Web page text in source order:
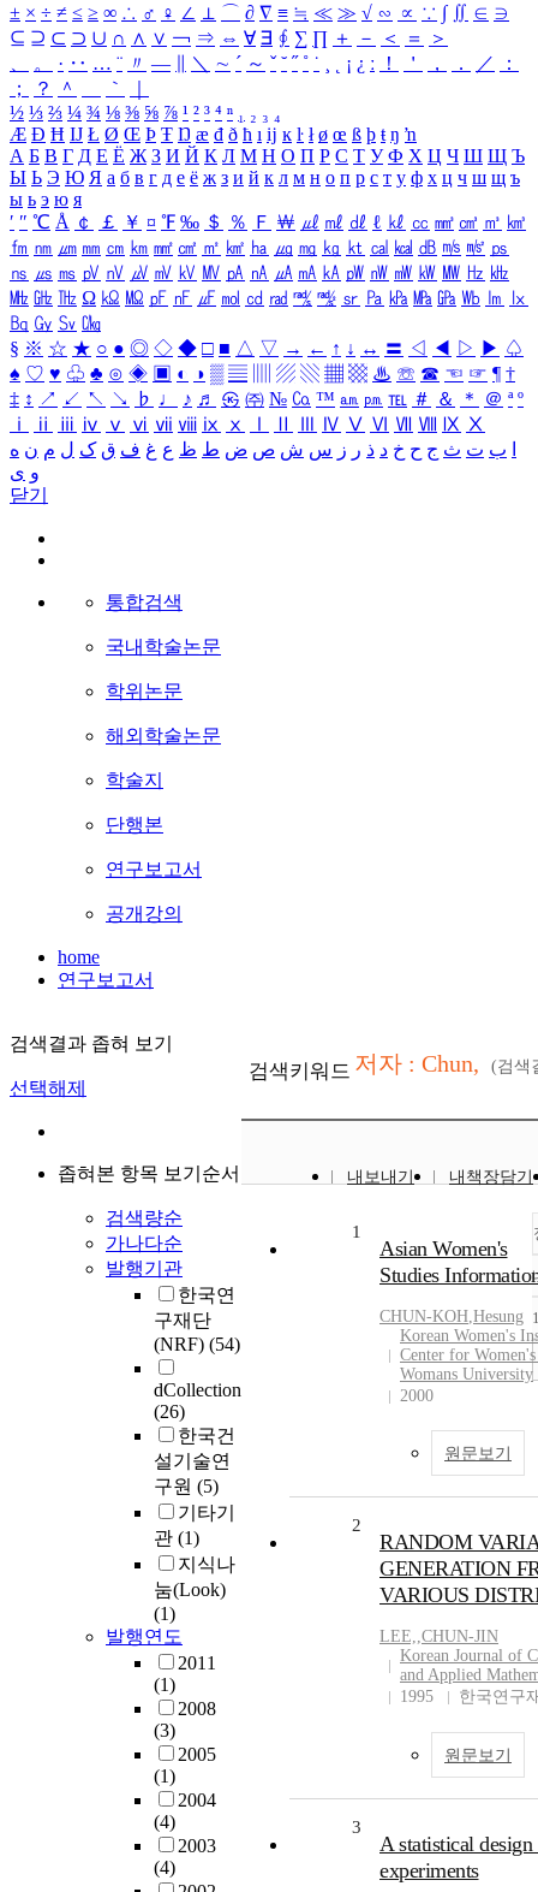
± × ÷ ≠ ≤ ≥ ∞ ∴ ♂ ♀ ∠ ⊥ ⌒ ∂ ∇ ≡ ≒ ≪ ≫ √ ∽ ∝ ∵ ∫ ∬ ∈ ∋
⊆ ⊇ ⊂ ⊃ ∪ ∩ ∧ ∨ ￢ ⇒ ⇔ ∀ ∃ ∮ ∑ ∏ ＋ － ＜ ＝
＞
、
。 · ‥ … ¨ 〃 ― ＼ ∼ ´ ～ ˇ ˘ ˝ ˚ ˙ ¸ ¡ ¿ ː ！ ＇ ， ． ／
：
；
？ ＾ ｀
½ ⅓ ⅔ ¼ ¾ ⅛ ⅜ ⅝ ⅞ ¹ ² ³ ⁴ ⁿ ₁ ₂ ₃ ₄
Æ Ð Ħ Ĳ Ł Ø Œ Þ Ŧ Ŋ æ đ ð ħ ı ĳ ĸ ŀ ł ø œ ß þ ŧ ŋ ŉ
А Б В Г Д Е Ё Ж З И Й К Л М Н О П Р С Т У Ф Х Ц Ч Ш Щ Ъ
Ы Ь Э Ю Я а б в г д е ё ж з и й к л м н о п р с т у ф х ц ч ш щ ъ
ы ь э ю я
′ ″ ℃ Å ￠ ￡ ￥ ¤ ℉ ‰ ＄ ％ Ｆ ￦ ㎕ ㎖ ㎗ ℓ ㎘ ㏄ ㎣ ㎤ ㎥ ㎦
㎙ ㎚ ㎛ ㎜ ㎝ ㎞ ㎟ ㎠ ㎡ ㎢ ㏊ ㎍ ㎎ ㎏ ㏏ ㎈ ㎉ ㏈ ㎧ ㎨ ㎰
㎱ ㎲ ㎳ ㎴ ㎵ ㎶ ㎷ ㎸ ㎹ ㎀ ㎁ ㎂ ㎃ ㎄ ㎺ ㎻ ㎽ ㎾ ㎿ ㎐ ㎑
㎒ ㎓ ㎔ Ω ㏀ ㏁ ㎊ ㎋ ㎌ ㏖ ㏅ ㎭ ㎮ ㎯ ㏛ ㎩ ㎪ ㎫ ㎬ ㏝ ㏐
㏓
㏃ ㏉ ㏜ ㏆
§ ※ ☆ ★ ○ ● ◎ ◇ ◆ □ ■ △ ▽ → ← ↑ ↓ ↔ 〓 ◁ ◀ ▷ ▶ ♤
♠ ♡ ♥ ♧ ♣ ⊙ ◈ ▣ ◐ ◑ ▒ ▤ ▨ ▧ ▦ ▩ ♨ ☏ ☎ ☜ ☞ ¶ †
‡ ↕ ↗ ↙ ↖ ↘ ♭ ♩ ♪ ♬ ㉿ ㈜ № ㏇ ™ ㏂ ㏘ ℡ ＃ ＆ ＊ ＠ ª º
ⅰ
ⅱ ⅲ ⅳ ⅴ ⅵ ⅶ ⅷ ⅸ ⅹ Ⅳ Ⅴ Ⅵ Ⅶ Ⅷ Ⅸ Ⅹ
ب ت ث ج ح خ د ذ ر ز س ش ص ض ط ظ ع غ ف ق ک ل م ن ه
و ی
닫기
통합검색
국내학술논문
학위논문
해외학술논문
학술지
단행본
연구보고서
공개강의
home
연구보고서
검색결과 좁혀 보기
선택해제
좁혀본 항목 보기순서
검색량순
가나다순
발행기관
한국연
구재단
(NRF) (54)
dCollection
(26)
한국건
설기술연
구원 (5)
기타기
관 (1)
지식나
눔(Look)
(1)
발행연도
2011
(1)
2008
(3)
2005
(1)
2004
(4)
2003
(4)
검색키워드 저자 : Chun, (검색
내보내기 내책장담기
1
Asian Women's
Studies
CHUN-KOH,Hesung
Korean Women's
Center for
Womans University
2000
원문보기
2
RANDOM
GENERATION
VARIOUS
LEE,,CHUN-JIN
Korean Journal of
and Applied
1995
한국연구
원문보기
3
A statistical
experiments